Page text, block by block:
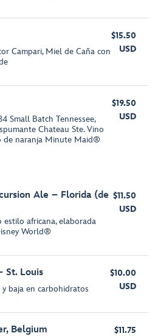
Campari, Miel de Caña con
$15.50
USD
Small Batch Tennessee,
Chateau Ste. Vino
de naranja Minute Maid®
$19.50
USD
Ale – Florida (de
africana, elaborada
World®
$11.50
USD
St. Louis
y baja en carbohidratos
$10.00
USD
Belgium
$11.75